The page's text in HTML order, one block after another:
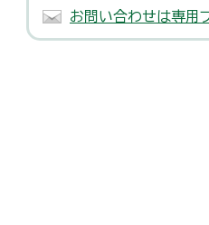
お問い合わせは専用